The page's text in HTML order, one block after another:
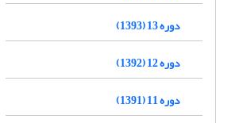
دوره 13 (1393)
دوره 12 (1392)
دوره 11 (1391)